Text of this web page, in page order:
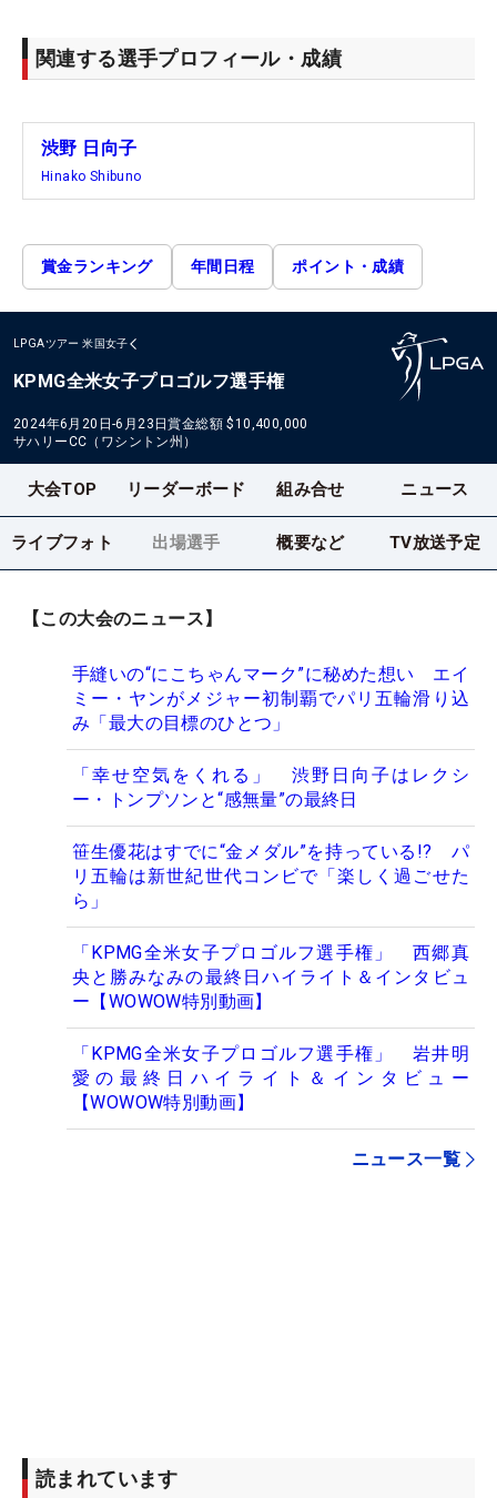
関連する選手プロフィール・成績
渋野 日向子
Hinako Shibuno
賞金ランキング 年間日程 ポイント・成績
LPGAツアー 米国女子
KPMG全米女子プロゴルフ選手権
2024年6月20日-6月23日賞金総額 $10,400,000
サハリーCC（ワシントン州）
大会TOP リーダーボード 組み合せ ニュース
ライブフォト 出場選手 概要など TV放送予定
【この大会のニュース】
手縫いの“にこちゃんマーク”に秘めた想い エイ
ミー・ヤンがメジャー初制覇でパリ五輪滑り込
み「最大の目標のひとつ」
「幸せ空気をくれる」 渋野日向子はレクシ
ー・トンプソンと“感無量”の最終日
笹生優花はすでに“金メダル”を持っている!? パ
リ五輪は新世紀世代コンビで「楽しく過ごせた
ら」
「KPMG全米女子プロゴルフ選手権」 西郷真
央と勝みなみの最終日ハイライト＆インタビュ
ー【WOWOW特別動画】
「KPMG全米女子プロゴルフ選手権」 岩井明
愛の最終日ハイライト＆インタビュー
【WOWOW特別動画】
ニュース一覧
読まれています